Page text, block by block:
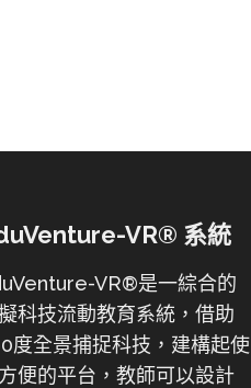
VR® 系統
VR®是一綜合的
科技流動教育系統，借助
度全景捕捉科技，建構起使
便的平台，教師可以設計